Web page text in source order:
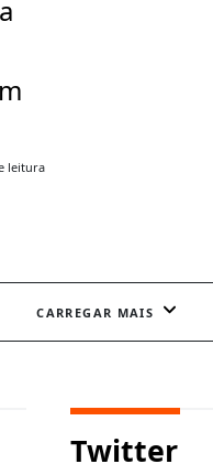
leitura
CARREGAR MAIS
Twitter